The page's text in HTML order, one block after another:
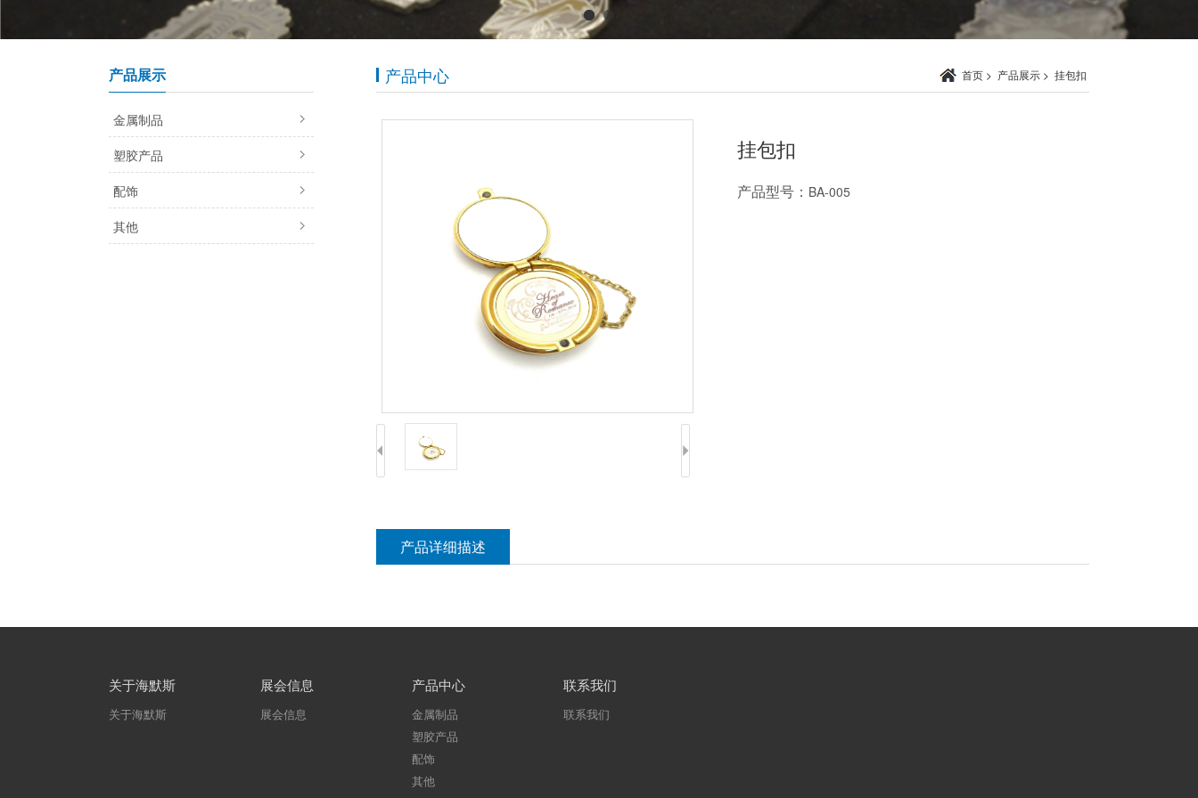
产品展示
金属制品
塑胶产品
配饰
其他
产品中心 首页 > 产品展示 > 挂包扣
挂包扣
产品型号： BA-005
产品详细描述
关于海默斯
关于海默斯
展会信息
展会信息
产品中心
金属制品
塑胶产品
配饰
其他
联系我们
联系我们